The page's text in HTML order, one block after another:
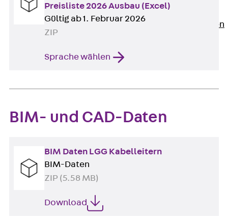
Zurück Karriere
Stellenausschreibungen
Preisliste 2026 Ausbau (Excel)
Gültig ab 1. Februar 2026
ZIP
Sprache wählen
BIM- und CAD-Daten
BIM Daten LGG Kabelleitern
BIM-Daten
ZIP (5.58 MB)
Download